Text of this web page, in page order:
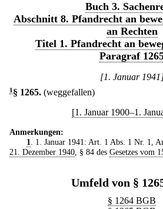
Buch 3.
Abschnitt 8. Pfandrecht an
an Rechten
Titel 1. Pfandrecht an
Paragraf
[1. Januar
1 § 1265. (weggefallen)
[1. Januar 1900–1.
Anmerkungen:
1
. 1. Januar 1941: Art. 1 Abs. 1 Nr. 1,
21. Dezember 1940 , § 84 des Gesetzes vom
Umfeld von §
§ 1264 BGB